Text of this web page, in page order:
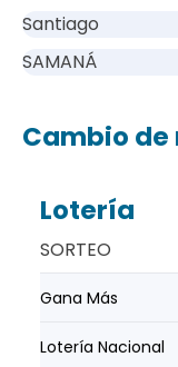
Santiago
SAMANÁ
Cambio de
Lotería
SORTEO
Gana Más
Lotería Nacional